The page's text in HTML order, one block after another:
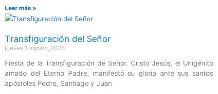
Leer más »
Transfiguración del Señor
jueves 6 agosto, 2026
Fiesta de la Transfiguración de Señor. Cristo Jesús, el Unigénito
amado del Eterno Padre, manifestó su gloria ante sus santos
apóstoles Pedro, Santiago y Juan